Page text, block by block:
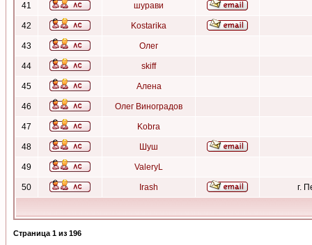
41 шурави
42 Kostarika
43 Олег
44 skiff
45 Алена
46 Олег Виноградов
47 Kobra
48 Шуш
49 ValeryL
50 Irash г.
Страница 1 из 196